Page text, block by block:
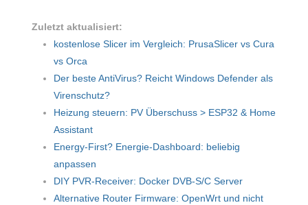
Zuletzt aktualisiert:
kostenlose Slicer im Vergleich: PrusaSlicer vs Cura
vs Orca
Der beste AntiVirus? Reicht Windows Defender als
Virenschutz?
Heizung steuern: PV Überschuss > ESP32 & Home
Assistant
Energy-First? Energie-Dashboard: beliebig
anpassen
DIY PVR-Receiver: Docker DVB-S/C Server
Alternative Router Firmware: OpenWrt und nicht